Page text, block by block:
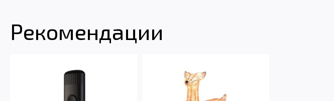
Рекомендации